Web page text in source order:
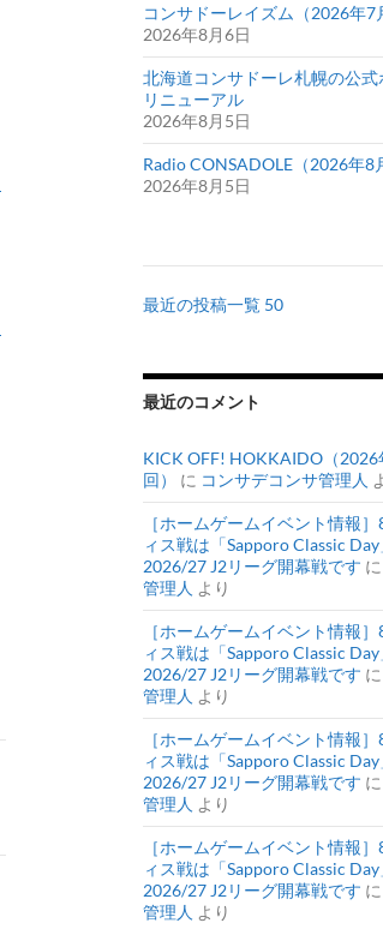
コンサドーレイズム（2026年7
2026年8月6日
北海道コンサドーレ札幌の公
リニューアル
2026年8月5日
Radio CONSADOLE（2026年8
2026年8月5日
最近の投稿一覧 50
最近のコメント
KICK OFF! HOKKAIDO（2026
回）
に コンサデコンサ管理人
［ホームゲームイベント情報
ィス戦は「Sapporo Classic
2026/27 J2リーグ開幕戦です に
管理人 より
［ホームゲームイベント情報
ィス戦は「Sapporo Classic
2026/27 J2リーグ開幕戦です に
管理人 より
［ホームゲームイベント情報
ィス戦は「Sapporo Classic
2026/27 J2リーグ開幕戦です に
管理人 より
［ホームゲームイベント情報
ィス戦は「Sapporo Classic
2026/27 J2リーグ開幕戦です に
管理人 より